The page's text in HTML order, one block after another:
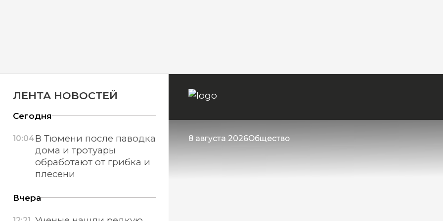
8 августа 2026Общество
ЛЕНТА НОВОСТЕЙ
Сегодня
10:04В Тюмени после паводка
дома и тротуары
обработают от грибка и
плесени
Вчера